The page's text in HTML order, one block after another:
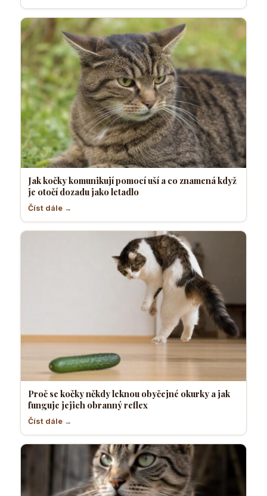
Jak kočky komunikují pomocí uší a co znamená když
je otočí dozadu jako letadlo
Číst dále →
Proč se kočky někdy leknou obyčejné okurky a jak
funguje jejich obranný reflex
Číst dále →